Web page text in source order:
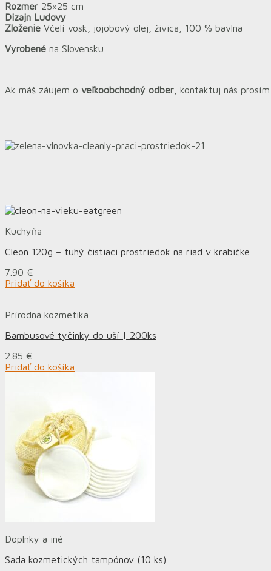
Rozmer 25×25 cm
Dizajn Ludovy
Zloženie Včelí vosk, jojobový olej, živica, 100 % bavlna
Vyrobené na Slovensku
Ak máš záujem o veľkoobchodný odber , kontaktuj nás prosím
Kuchyňa
Cleon 120g – tuhý čistiaci prostriedok na riad v krabičke
7.90 €
Pridať do košíka
Prírodná kozmetika
Bambusové tyčinky do uší | 200ks
2.85 €
Pridať do košíka
Doplnky a iné
Sada kozmetických tampónov (10 ks)